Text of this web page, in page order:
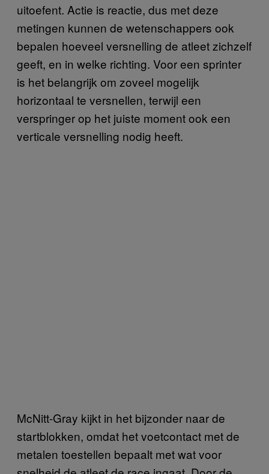
uitoefent. Actie is reactie, dus met deze
metingen kunnen de wetenschappers ook
bepalen hoeveel versnelling de atleet zichzelf
geeft, en in welke richting. Voor een sprinter
is het belangrijk om zoveel mogelijk
horizontaal te versnellen, terwijl een
verspringer op het juiste moment ook een
verticale versnelling nodig heeft.
McNitt-Gray kijkt in het bijzonder naar de
startblokken, omdat het voetcontact met de
metalen toestellen bepaalt met wat voor